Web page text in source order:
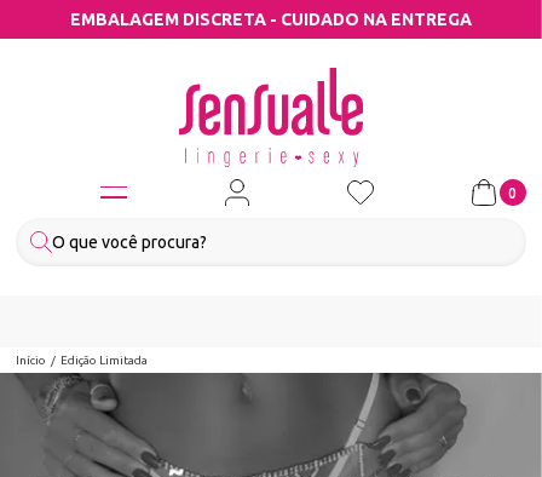
EMBALAGEM DISCRETA - CUIDADO NA ENTREGA
0
Início Edição Limitada
EDIÇÃO LIMITADA